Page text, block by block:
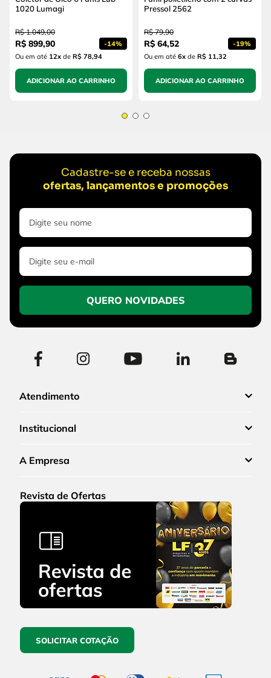
1020 Lumagi
R$ 1.049,00
R$ 899,90 -14%
Ou em até 12x de R$ 78,94
ADICIONAR AO CARRINHO
Pressol 2562
R$ 79,90
R$ 64,52 -19%
Ou em até 6x de R$ 11,32
ADICIONAR AO CARRINHO
Cadastre-se e receba nossas
ofertas, lançamentos e promoções
QUERO NOVIDADES
Atendimento
Institucional
A Empresa
Revista de Ofertas
SOLICITAR COTAÇÃO